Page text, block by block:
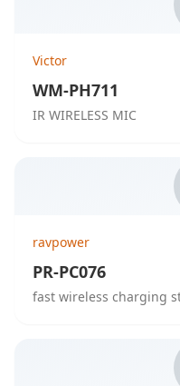
Victor
WM-PH711
IR WIRELESS MIC
ravpower
PR-PC076
fast wireless charging